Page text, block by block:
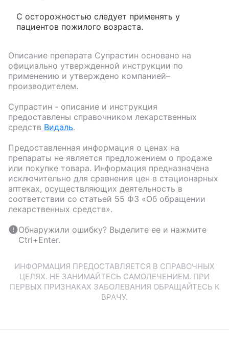
С осторожностью следует применять у
пациентов пожилого возраста.
Описание препарата Супрастин основано на
официально утвержденной инструкции по
применению и утверждено компанией–
производителем.
Супрастин - описание и инструкция
предоставлены справочником лекарственных
средств Видаль.
Предоставленная информация о ценах на
препараты не является предложением о продаже
или покупке товара. Информация предназначена
исключительно для сравнения цен в стационарных
аптеках, осуществляющих деятельность в
соответствии со статьей 55 ФЗ «Об обращении
лекарственных средств».
Обнаружили ошибку? Выделите ее и нажмите
Ctrl+Enter.
ИНФОРМАЦИЯ ПРЕДОСТАВЛЯЕТСЯ В СПРАВОЧНЫХ
ЦЕЛЯХ. НЕ ЗАНИМАЙТЕСЬ САМОЛЕЧЕНИЕМ. ПРИ
ПЕРВЫХ ПРИЗНАКАХ ЗАБОЛЕВАНИЯ ОБРАЩАЙТЕСЬ К
ВРАЧУ.